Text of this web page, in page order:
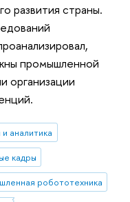
развития страны.
промышленной
организации
аналитика
кадры
робототехника